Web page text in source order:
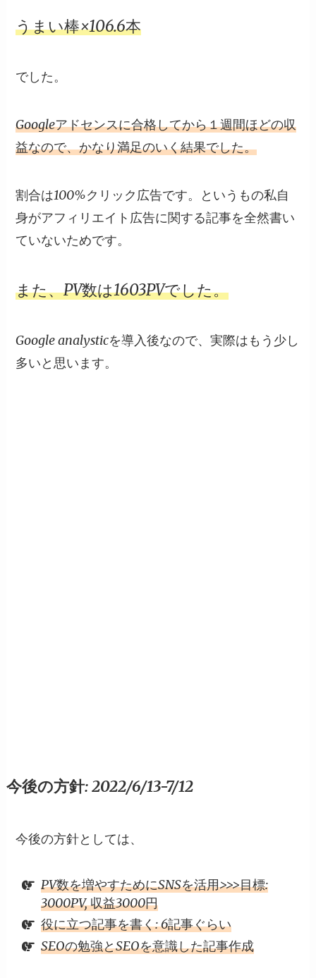
うまい棒×106.6本
でした。
Googleアドセンスに合格してから１週間ほどの収
益なので、かなり満足のいく結果でした。
割合は100%クリック広告です。というもの私自
身がアフィリエイト広告に関する記事を全然書い
ていないためです。
また、PV数は1603PVでした。
Google analysticを導入後なので、実際はもう少し
多いと思います。
今後の方針: 2022/6/13-7/12
今後の方針としては、
PV数を増やすためにSNSを活用>>>目標:
3000PV, 収益3000円
役に立つ記事を書く: 6記事ぐらい
SEOの勉強とSEOを意識した記事作成